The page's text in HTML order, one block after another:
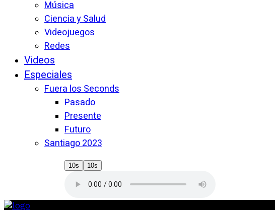
Música
Ciencia y Salud
Videojuegos
Redes
Videos
Especiales
Fuera los Seconds
Pasado
Presente
Futuro
Santiago 2023
10s 10s